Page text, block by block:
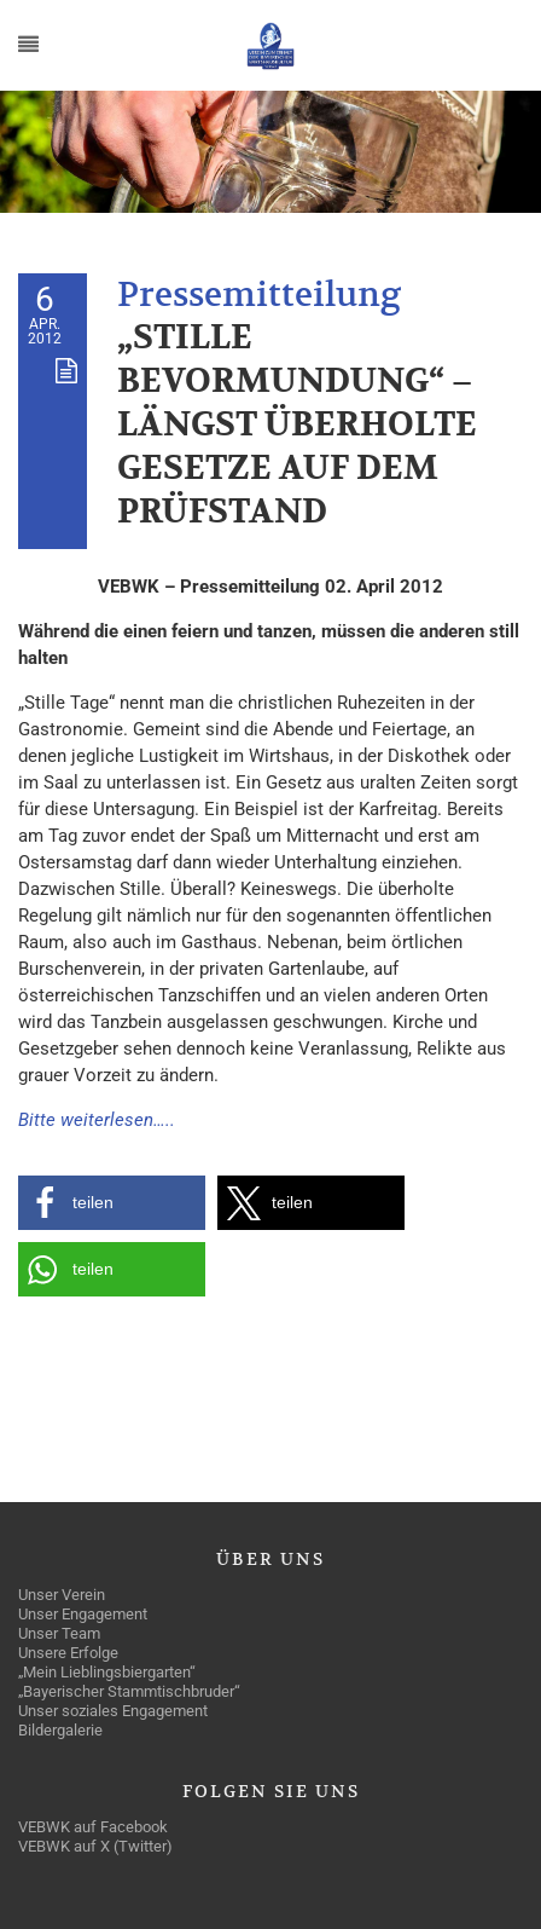
6
APR.
2012
„STILLE
BEVORMUNDUNG“ –
LÄNGST ÜBERHOLTE
GESETZE AUF DEM
PRÜFSTAND
VEBWK – Pressemitteilung 02. April 2012
Während die einen feiern und tanzen, müssen die anderen still
halten
„Stille Tage“ nennt man die christlichen Ruhezeiten in der
Gastronomie. Gemeint sind die Abende und Feiertage, an
denen jegliche Lustigkeit im Wirtshaus, in der Diskothek oder
im Saal zu unterlassen ist. Ein Gesetz aus uralten Zeiten sorgt
für diese Untersagung. Ein Beispiel ist der Karfreitag. Bereits
am Tag zuvor endet der Spaß um Mitternacht und erst am
Ostersamstag darf dann wieder Unterhaltung einziehen.
Dazwischen Stille. Überall? Keineswegs. Die überholte
Regelung gilt nämlich nur für den sogenannten öffentlichen
Raum, also auch im Gasthaus. Nebenan, beim örtlichen
Burschenverein, in der privaten Gartenlaube, auf
österreichischen Tanzschiffen und an vielen anderen Orten
wird das Tanzbein ausgelassen geschwungen. Kirche und
Gesetzgeber sehen dennoch keine Veranlassung, Relikte aus
grauer Vorzeit zu ändern.
Bitte weiterlesen…..
teilen teilen
teilen
ÜBER UNS
Unser Verein
Unser Engagement
Unser Team
Unsere Erfolge
„Mein Lieblingsbiergarten“
„Bayerischer Stammtischbruder“
Unser soziales Engagement
Bildergalerie
FOLGEN SIE UNS
VEBWK auf Facebook
VEBWK auf X (Twitter)